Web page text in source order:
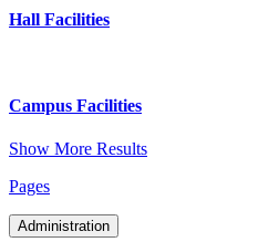
Hall Facilities
Campus Facilities
Show More Results
Pages
Administration